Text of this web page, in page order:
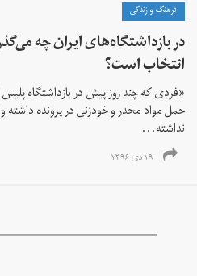
فرهنگ و زندگی
در بازداشتگاه‌های ایران چه
انتخاب است؟
«فردی که چند روز پیش در بازداشتگاه
حمل مواد مخدر و خودزنی در پرونده داشته
نداشته...
۱۹ دی ۱۳۹۶